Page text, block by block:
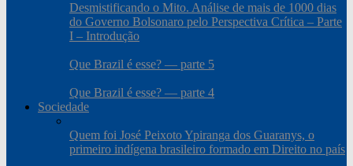
Desmistificando o Mito. Análise de mais de 1000 dias
do Governo Bolsonaro pelo Perspectiva Crítica – Parte
I – Introdução
Que Brazil é esse? — parte 5
Que Brazil é esse? — parte 4
Sociedade
Quem foi José Peixoto Ypiranga dos Guaranys, o
primeiro indígena brasileiro formado em Direito no país